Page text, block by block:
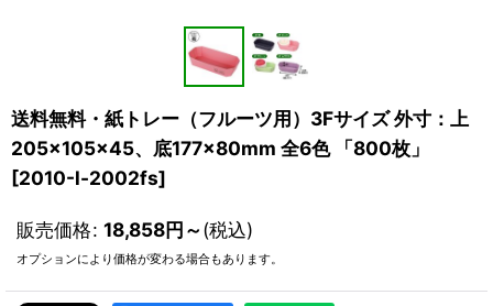
送料無料・紙トレー（フルーツ用）3Fサイズ 外寸：上
205×105×45、底177×80mm 全6色 「800枚」
[2010-l-2002fs]
販売価格: 18,858円～(税込)
オプションにより価格が変わる場合もあります。